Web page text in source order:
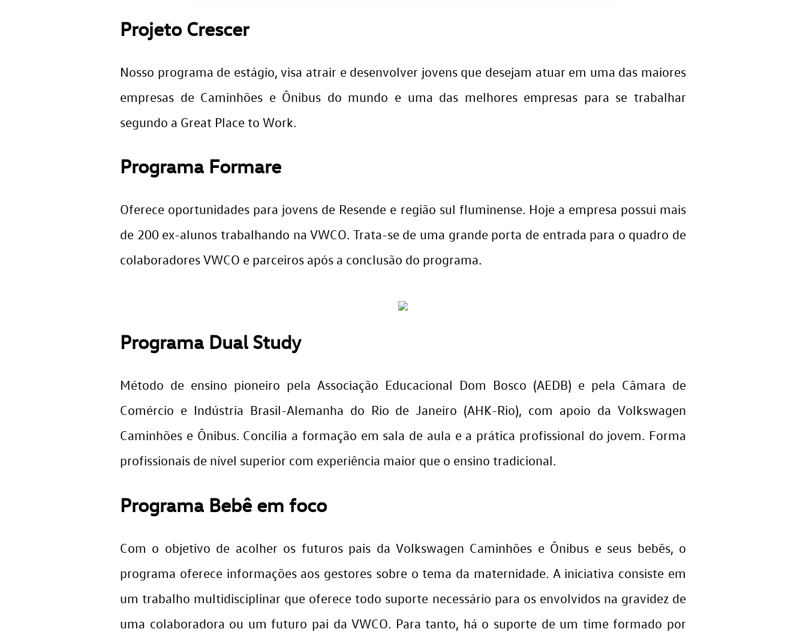
Projeto Crescer
Nosso programa de estágio, visa atrair e desenvolver jovens que desejam atuar em uma das maiores
empresas de Caminhões e Ônibus do mundo e uma das melhores empresas para se trabalhar
segundo a Great Place to Work.
Programa Formare
Oferece oportunidades para jovens de Resende e região sul fluminense. Hoje a empresa possui mais
de 200 ex-alunos trabalhando na VWCO. Trata-se de uma grande porta de entrada para o quadro de
colaboradores VWCO e parceiros após a conclusão do programa.
Programa Dual Study
Método de ensino pioneiro pela Associação Educacional Dom Bosco (AEDB) e pela Câmara de
Comércio e Indústria Brasil-Alemanha do Rio de Janeiro (AHK-Rio), com apoio da Volkswagen
Caminhões e Ônibus. Concilia a formação em sala de aula e a prática profissional do jovem. Forma
profissionais de nível superior com experiência maior que o ensino tradicional.
Programa Bebê em foco
Com o objetivo de acolher os futuros pais da Volkswagen Caminhões e Ônibus e seus bebês, o
programa oferece informações aos gestores sobre o tema da maternidade. A iniciativa consiste em
um trabalho multidisciplinar que oferece todo suporte necessário para os envolvidos na gravidez de
uma colaboradora ou um futuro pai da VWCO. Para tanto, há o suporte de um time formado por